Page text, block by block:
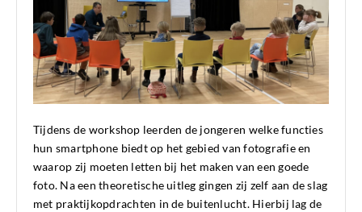
Tijdens de workshop leerden de jongeren welke functies
hun smartphone biedt op het gebied van fotografie en
waarop zij moeten letten bij het maken van een goede
foto. Na een theoretische uitleg gingen zij zelf aan de slag
met praktijkopdrachten in de buitenlucht. Hierbij lag de